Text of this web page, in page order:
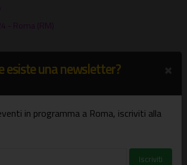
- Roma (RM)
×
esiste una newsletter?
in programma a Roma, iscriviti alla